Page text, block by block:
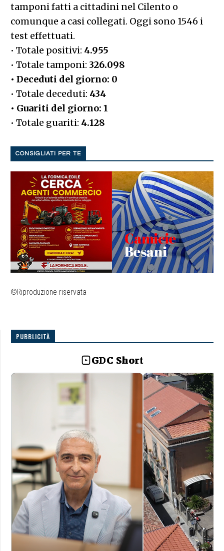
tamponi fatti a cittadini nel Cilento o
comunque a casi collegati. Oggi sono 1546 i
test effettuati.
• Totale positivi: 4.955
• Totale tamponi: 326.098
​• Deceduti del giorno: 0
• Totale deceduti: 434
• Guariti del giorno: 1
• Totale guariti: 4.128
CONSIGLIATI PER TE
©Riproduzione riservata
PUBBLICITÀ
GDC Short